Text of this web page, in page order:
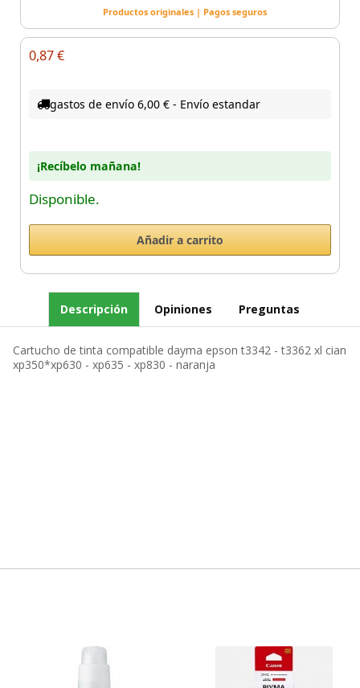
Productos originales | Pagos seguros
0,87 €
gastos de envío 6,00 € - Envío estandar
¡Recíbelo mañana!
Disponible.
Descripción Opiniones Preguntas
Cartucho de tinta compatible dayma epson t3342 - t3362 xl cian
xp350*xp630 - xp635 - xp830 - naranja